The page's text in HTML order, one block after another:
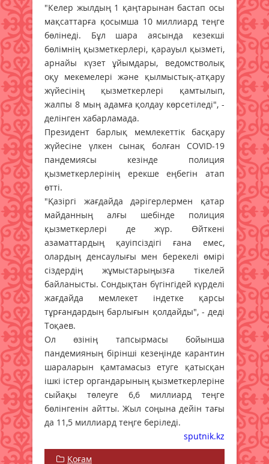
"Келер жылдың 1 қаңтарынан бастап осы
мақсаттарға қосымша 10 миллиард теңге
бөлінеді. Бұл шара аясында кезекші
бөлімнің қызметкерлері, қарауыл қызметі,
арнайы күзет ұйымдары, ведомстволық
оқу мекемелері және қылмыстық-атқару
жүйесінің қызметкерлері қамтылып,
жалпы 8 мың адамға қолдау көрсетіледі", -
делінген хабарламада.
Президент барлық мемлекеттік басқару
жүйесіне үлкен сынақ болған COVID-19
пандемиясы кезінде полиция
қызметкерлерінің ерекше еңбегін атап
өтті.
"Қазіргі жағдайда дәрігерлермен қатар
майданның алғы шебінде полиция
қызметкерлері де жүр. Өйткені
азаматтардың қауіпсіздігі ғана емес,
олардың денсаулығы мен берекелі өмірі
сіздердің жұмыстарыңызға тікелей
байланысты. Сондықтан бүгінгідей күрделі
жағдайда мемлекет індетке қарсы
тұрғандардың барлығын қолдайды", - деді
Тоқаев.
Ол өзінің тапсырмасы бойынша
пандемияның бірінші кезеңінде карантин
шараларын қамтамасыз етуге қатысқан
ішкі істер органдарының қызметкерлеріне
сыйақы төлеуге 6,6 миллиард теңге
бөлінгенін айтты. Жыл соңына дейін тағы
да 11,5 миллиард теңге беріледі.
sputnik.kz
Қоғам